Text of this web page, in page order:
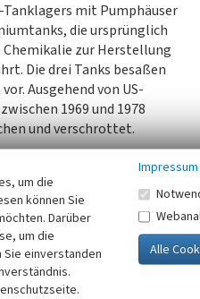
mit Pumphäuser
die ursprünglich
zur Herstellung
Die drei Tanks besaßen
Ausgehend von US-
1969 und 1978
und verschrottet.
um die
können Sie
Darüber
um die
einverstanden
Impressum